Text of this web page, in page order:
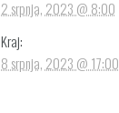
2 srpnja, 2023 @ 8:00
Kraj:
8 srpnja, 2023 @ 17:00